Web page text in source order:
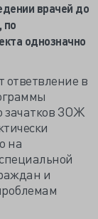
врачей до
по
однозначно
ответвление в
зачатков ЗОЖ
на
и